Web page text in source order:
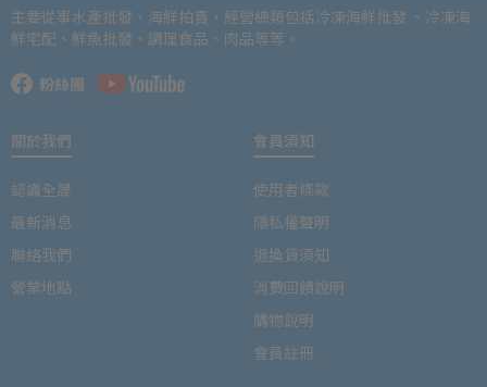
主要從事水產批發、海鮮拍賣，經營總類包括冷凍海鮮批發 、冷凍海
鮮宅配、鮮魚批發、調理食品、肉品等等。
關於我們
認識全晟
最新消息
聯絡我們
營業地點
會員須知
使用者條款
隱私權聲明
退換貨須知
消費回饋說明
購物說明
會員註冊